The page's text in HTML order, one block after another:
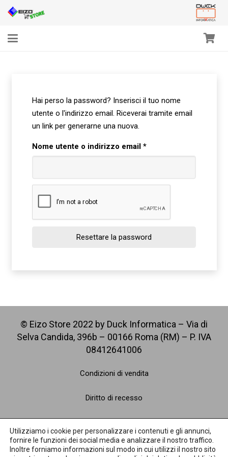
Hai perso la password? Inserisci il tuo nome
utente o l'indirizzo email. Riceverai tramite email
un link per generarne una nuova.
Nome utente o indirizzo email *Richiesto
Resettare la password
© Eizo Store 2022 by Duck Informatica – Via di
Selva Candida, 396b – 00166 Roma (RM) – P. IVA
08412641006
Condizioni di vendita
Diritto di recesso
Pagamenti
Utilizziamo i cookie per personalizzare i contenuti e gli annunci,
fornire le funzioni dei social media e analizzare il nostro traffico.
Inoltre forniamo informazioni sul modo in cui utilizzi il nostro sito